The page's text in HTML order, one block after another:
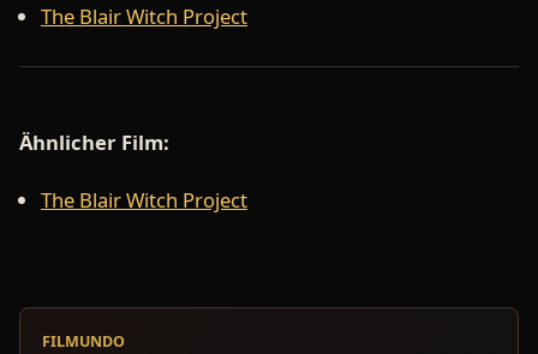
The Blair Witch Project
Ähnlicher Film:
The Blair Witch Project
FILMUNDO